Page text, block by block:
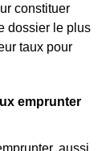
constituer
dossier le plus
taux pour
emprunter
aussi